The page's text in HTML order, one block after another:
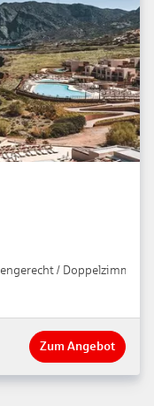
/ Doppelzimmer /
Zum Angebot